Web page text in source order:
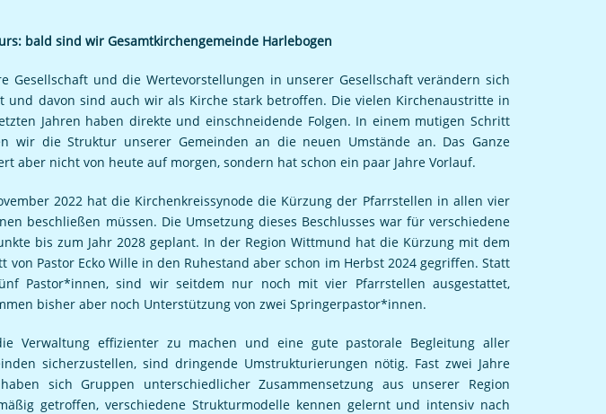
bald sind wir Gesamtkirchengemeinde Harlebogen
Gesellschaft und die Wertevorstellungen in unserer Gesellschaft verändern sich
und davon sind auch wir als Kirche stark betroffen. Die vielen Kirchenaustritte in
Jahren haben direkte und einschneidende Folgen. In einem mutigen Schritt
wir die Struktur unserer Gemeinden an die neuen Umstände an. Das Ganze
aber nicht von heute auf morgen, sondern hat schon ein paar Jahre Vorlauf.
2022 hat die Kirchenkreissynode die Kürzung der Pfarrstellen in allen vier
beschließen müssen. Die Umsetzung dieses Beschlusses war für verschiedene
bis zum Jahr 2028 geplant. In der Region Wittmund hat die Kürzung mit dem
von Pastor Ecko Wille in den Ruhestand aber schon im Herbst 2024 gegriffen. Statt
Pastor*innen, sind wir seitdem nur noch mit vier Pfarrstellen ausgestattet,
bisher aber noch Unterstützung von zwei Springerpastor*innen.
Verwaltung effizienter zu machen und eine gute pastorale Begleitung aller
sicherzustellen, sind dringende Umstrukturierungen nötig. Fast zwei Jahre
sich Gruppen unterschiedlicher Zusammensetzung aus unserer Region
getroffen, verschiedene Strukturmodelle kennen gelernt und intensiv nach